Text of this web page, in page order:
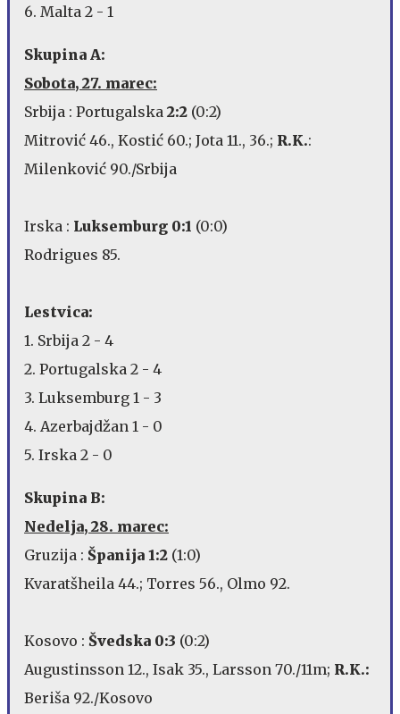
6. Malta 2 - 1
Skupina A:
Sobota, 27. marec:
Srbija : Portugalska 2:2 (0:2)
Mitrović 46., Kostić 60.; Jota 11., 36.; R.K.:
Milenković 90./Srbija
Irska : Luksemburg 0:1 (0:0)
Rodrigues 85.
Lestvica:
1. Srbija 2 - 4
2. Portugalska 2 - 4
3. Luksemburg 1 - 3
4. Azerbajdžan 1 - 0
5. Irska 2 - 0
Skupina B:
Nedelja, 28. marec:
Gruzija : Španija 1:2 (1:0)
Kvaratšheila 44.; Torres 56., Olmo 92.
Kosovo : Švedska 0:3 (0:2)
Augustinsson 12., Isak 35., Larsson 70./11m; R.K.:
Beriša 92./Kosovo